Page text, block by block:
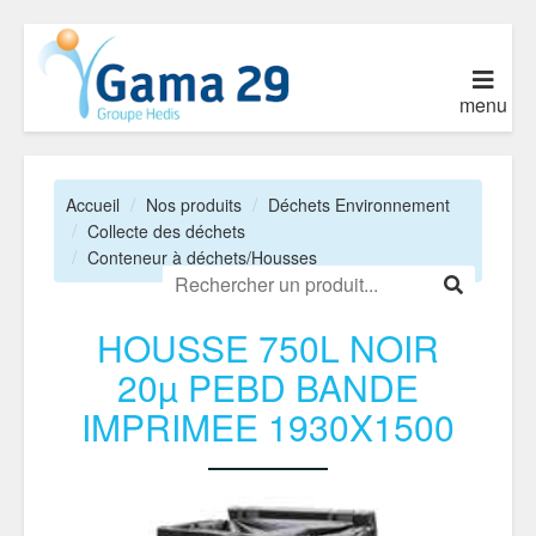
menu
Accueil Nos produits
Déchets Environnement
Collecte des déchets
Conteneur à déchets/Housses
HOUSSE 750L NOIR
20µ PEBD BANDE
IMPRIMEE 1930X1500